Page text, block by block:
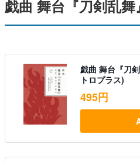
戯曲 舞台『刀剣乱舞
戯曲 舞台『刀
トロプラス)
495円